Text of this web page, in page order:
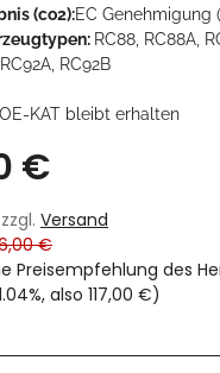
(co2):EC Genehmigung
RC88, RC88A,
RC92B
OE-KAT bleibt erhalten
€
Versand
€
Preisempfehlung des
, also 117,00 €)